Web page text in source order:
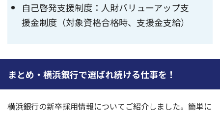
自己啓発支援制度：人財バリューアップ支
援金制度（対象資格合格時、支援金支給）
まとめ・横浜銀行で選ばれ続ける仕事を！
横浜銀行の新卒採用情報についてご紹介しました。簡単に